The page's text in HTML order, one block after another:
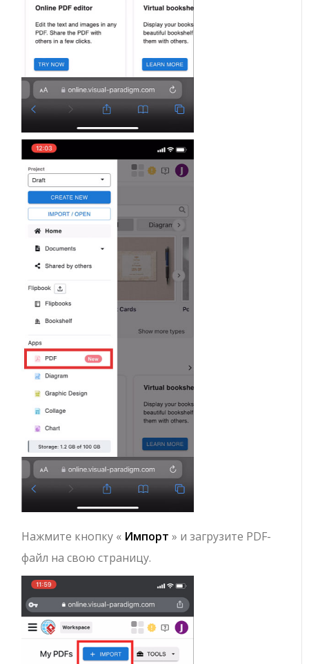
Нажмите кнопку « Импорт » и загрузите PDF-
файл на свою страницу.